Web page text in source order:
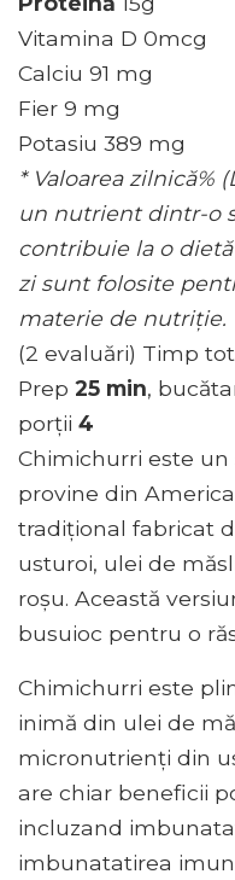
Vitamina D 0mcg
Calciu 91 mg
Fier 9 mg
Potasiu 389 mg
* Valoarea zilnică%
un nutrient dintr-o
contribuie la o
zi sunt folosite
materie de nutriție.
(2 evaluări) Timp
Prep 25 min,
porţii 4
Chimichurri este
provine din
tradițional fabricat
usturoi, ulei de
roșu. Această
busuioc pentru o
Chimichurri este
inimă din ulei de
micronutrienți din
are chiar beneficii
incluzand
imbunatatirea